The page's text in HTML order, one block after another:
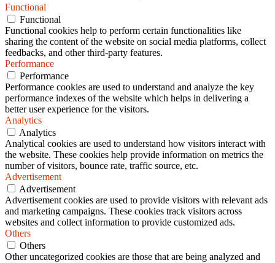
Functional
Functional
Functional cookies help to perform certain functionalities like
sharing the content of the website on social media platforms, collect
feedbacks, and other third-party features.
Performance
Performance
Performance cookies are used to understand and analyze the key
performance indexes of the website which helps in delivering a
better user experience for the visitors.
Analytics
Analytics
Analytical cookies are used to understand how visitors interact with
the website. These cookies help provide information on metrics the
number of visitors, bounce rate, traffic source, etc.
Advertisement
Advertisement
Advertisement cookies are used to provide visitors with relevant ads
and marketing campaigns. These cookies track visitors across
websites and collect information to provide customized ads.
Others
Others
Other uncategorized cookies are those that are being analyzed and